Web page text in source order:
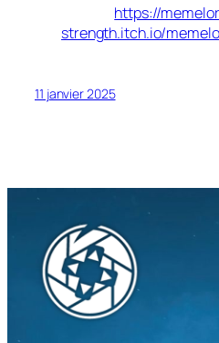
https://
strength.itch.io/
11 janvier 2025